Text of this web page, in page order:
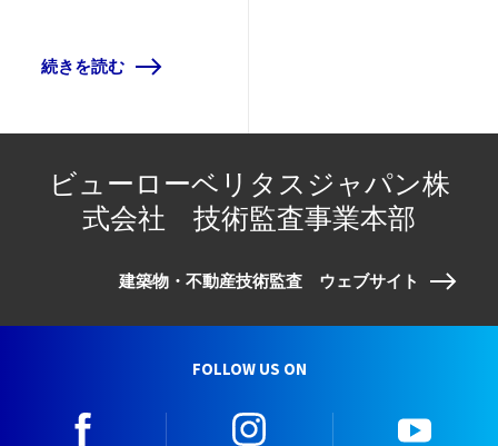
続きを読む
ビューローベリタスジャパン株
式会社 技術監査事業本部
建築物・不動産技術監査 ウェブサイト
FOLLOW US ON